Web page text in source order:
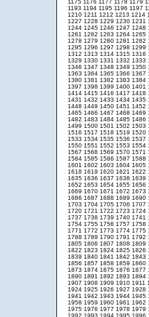
1175 1176 1177 1178 1179
1193 1194 1195 1196 1197
1210 1211 1212 1213 1214
1227 1228 1229 1230 1231
1244 1245 1246 1247 1248
1261 1262 1263 1264 1265
1278 1279 1280 1281 1282
1295 1296 1297 1298 1299
1312 1313 1314 1315 1316
1329 1330 1331 1332 1333
1346 1347 1348 1349 1350
1363 1364 1365 1366 1367
1380 1381 1382 1383 1384
1397 1398 1399 1400 1401
1414 1415 1416 1417 1418
1431 1432 1433 1434 1435
1448 1449 1450 1451 1452
1465 1466 1467 1468 1469
1482 1483 1484 1485 1486
1499 1500 1501 1502 1503
1516 1517 1518 1519 1520
1533 1534 1535 1536 1537
1550 1551 1552 1553 1554
1567 1568 1569 1570 1571
1584 1585 1586 1587 1588
1601 1602 1603 1604 1605
1618 1619 1620 1621 1622
1635 1636 1637 1638 1639
1652 1653 1654 1655 1656
1669 1670 1671 1672 1673
1686 1687 1688 1689 1690
1703 1704 1705 1706 1707
1720 1721 1722 1723 1724
1737 1738 1739 1740 1741
1754 1755 1756 1757 1758
1771 1772 1773 1774 1775
1788 1789 1790 1791 1792
1805 1806 1807 1808 1809
1822 1823 1824 1825 1826
1839 1840 1841 1842 1843
1856 1857 1858 1859 1860
1873 1874 1875 1876 1877
1890 1891 1892 1893 1894
1907 1908 1909 1910 1911
1924 1925 1926 1927 1928
1941 1942 1943 1944 1945
1958 1959 1960 1961 1962
1975 1976 1977 1978 1979